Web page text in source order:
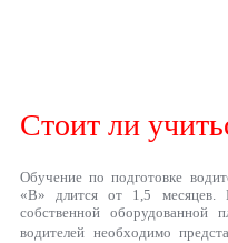
Стоит ли
Обучение по подготовке
«B» длится от 1,5 месяцев.
собственной оборудованной
водителей необходимо